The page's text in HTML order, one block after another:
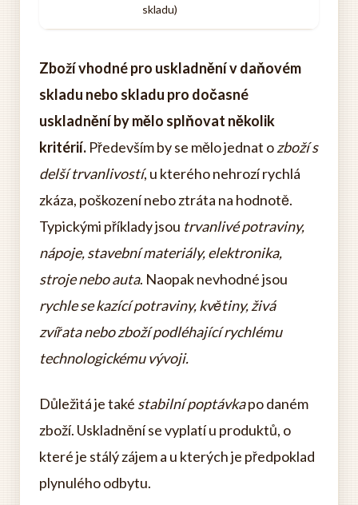
skladu)
Zboží vhodné pro uskladnění v daňovém
skladu nebo skladu pro dočasné
uskladnění by mělo splňovat několik
kritérií. Především by se mělo jednat ozboží s
delší trvanlivostí, u kterého nehrozí rychlá
zkáza, poškození nebo ztráta na hodnotě.
Typickými příklady jsou trvanlivé potraviny,
nápoje, stavební materiály, elektronika,
stroje nebo auta. Naopak nevhodné jsou
rychle se kazící potraviny, květiny, živá
zvířata nebo zboží podléhající rychlému
technologickému vývoji.
Důležitá je také stabilní poptávkapo daném
zboží. Uskladnění se vyplatí u produktů, o
které je stálý zájem a u kterých je předpoklad
plynulého odbytu.